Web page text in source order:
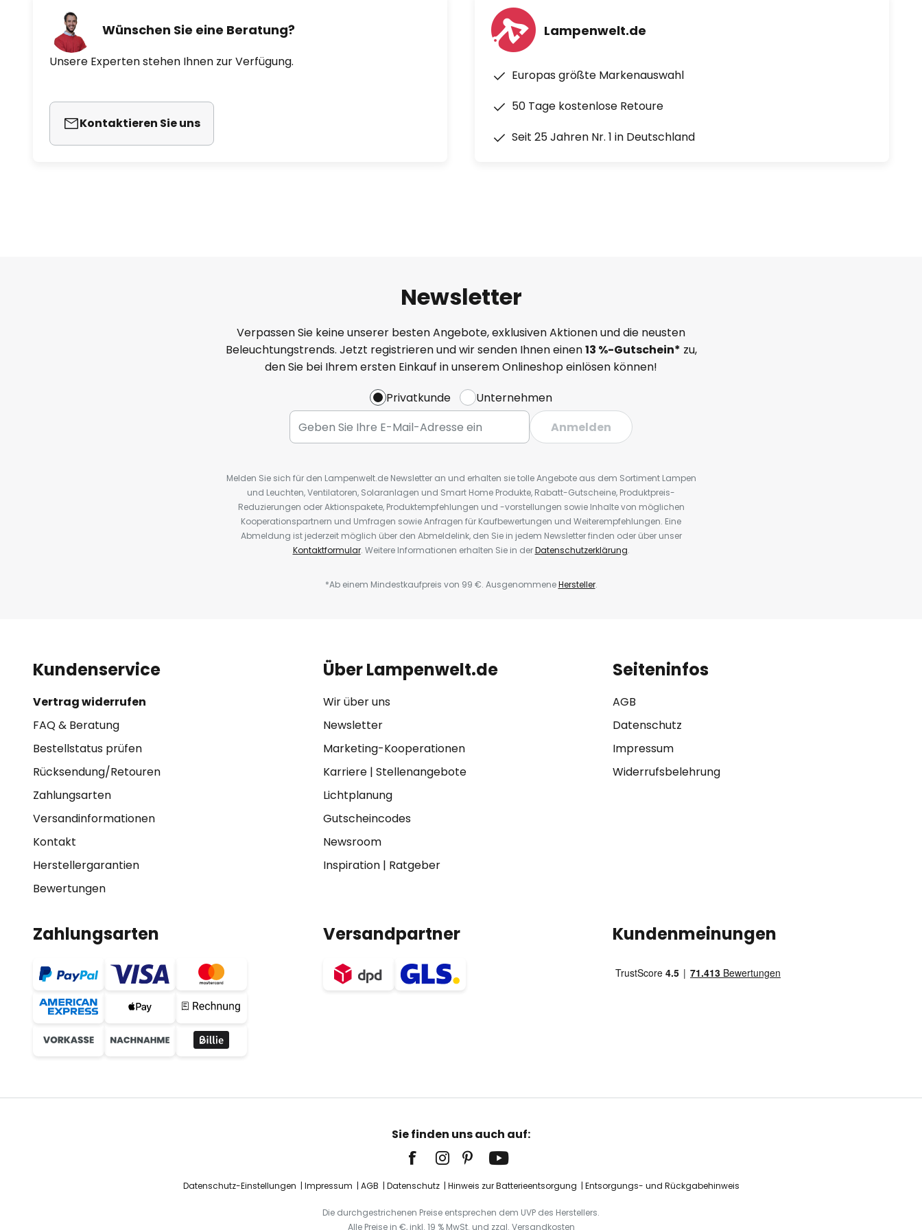
Wünschen Sie eine Beratung?
Unsere Experten stehen Ihnen zur Verfügung.
Kontaktieren Sie uns
Lampenwelt.de
Europas größte Markenauswahl
50 Tage kostenlose Retoure
Seit 25 Jahren Nr. 1 in Deutschland
Newsletter
Verpassen Sie keine unserer besten Angebote, exklusiven Aktionen und die neusten
Beleuchtungstrends. Jetzt registrieren und wir senden Ihnen einen13 %-Gutschein* zu,
den Sie bei Ihrem ersten Einkauf in unserem Onlineshop einlösen können!
Privatkunde
Unternehmen
Anmelden
Melden Sie sich für den Lampenwelt.de Newsletter an und erhalten sie tolle Angebote aus dem Sortiment Lampen
und Leuchten, Ventilatoren, Solaranlagen und Smart Home Produkte, Rabatt-Gutscheine, Produktpreis-
Reduzierungen oder Aktionspakete, Produktempfehlungen und -vorstellungen sowie Inhalte von möglichen
Kooperationspartnern und Umfragen sowie Anfragen für Kaufbewertungen und Weiterempfehlungen. Eine
Abmeldung ist jederzeit möglich über den Abmeldelink, den Sie in jedem Newsletter finden oder über unser
Kontaktformular. Weitere Informationen erhalten Sie in derDatenschutzerklärung.
*Ab einem Mindestkaufpreis von 99 €. AusgenommeneHersteller.
Kundenservice
Vertrag widerrufen
FAQ & Beratung
Bestellstatus prüfen
Rücksendung/Retouren
Zahlungsarten
Versandinformationen
Kontakt
Herstellergarantien
Bewertungen
Über Lampenwelt.de
Wir über uns
Newsletter
Marketing-Kooperationen
Karriere| Stellenangebote
Lichtplanung
Gutscheincodes
Newsroom
Inspiration| Ratgeber
Seiteninfos
AGB
Datenschutz
Impressum
Widerrufsbelehrung
Zahlungsarten Versandpartner Kundenmeinungen
Sie finden uns auch auf:
Datenschutz-Einstellungen Impressum AGB Datenschutz Hinweis zur Batterieentsorgung Entsorgungs- und Rückgabehinweis
Die durchgestrichenen Preise entsprechen dem UVP des Herstellers.
Alle Preise in €, inkl. 19 % MwSt. und zzgl. Versandkosten